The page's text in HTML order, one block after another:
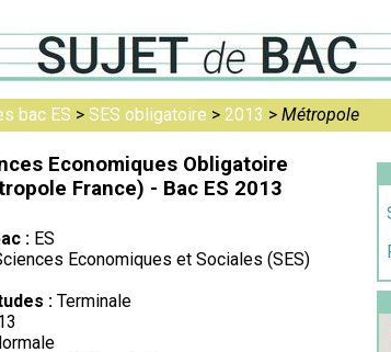
bac ES > SES obligatoire > 2013 > Métropole
Economiques Obligatoire
France) - Bac ES 2013
: ES
Economiques et Sociales (SES)
: Terminale